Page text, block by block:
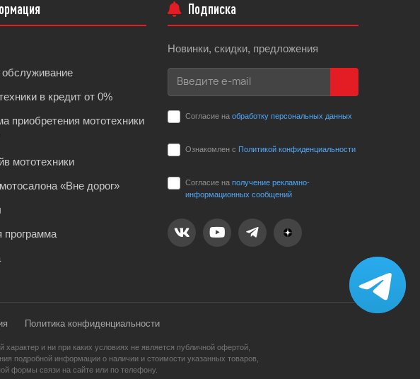
в кредит от 0%
приобретения мототехники
мототехники
«Вне дорог»
программа
Подписка
Новинки, скидки, предложения
Согласие на обработку персональных данных
Ознакомлен с Политикой конфиденциальности
Согласие на получение рекламно-
информационных сообщений
Политика конфиденциальности
и ни при каких условиях не является публичной офертой,
подробной информации о наличии и стоимости указанных товаров,
формы связи на сайте или по телефону.